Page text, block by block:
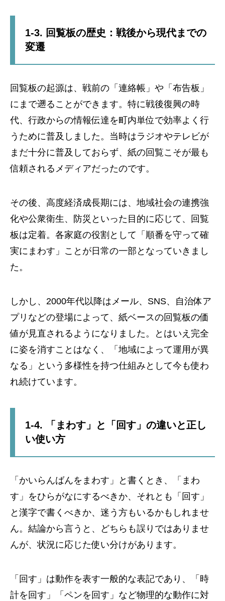
1-3. 回覧板の歴史：戦後から現代までの
変遷
回覧板の起源は、戦前の「連絡帳」や「布告板」
にまで遡ることができます。特に戦後復興の時
代、行政からの情報伝達を町内単位で効率よく行
うために普及しました。当時はラジオやテレビが
まだ十分に普及しておらず、紙の回覧こそが最も
信頼されるメディアだったのです。
その後、高度経済成長期には、地域社会の連携強
化や公衆衛生、防災といった目的に応じて、回覧
板は定着。各家庭の役割として「順番を守って確
実にまわす」ことが日常の一部となっていきまし
た。
しかし、2000年代以降はメール、SNS、自治体ア
プリなどの登場によって、紙ベースの回覧板の価
値が見直されるようになりました。とはいえ完全
に姿を消すことはなく、「地域によって運用が異
なる」という多様性を持つ仕組みとして今も使わ
れ続けています。
1-4. 「まわす」と「回す」の違いと正し
い使い方
「かいらんばんをまわす」と書くとき、「まわ
す」をひらがなにするべきか、それとも「回す」
と漢字で書くべきか、迷う方もいるかもしれませ
ん。結論から言うと、どちらも誤りではありませ
んが、状況に応じた使い分けがあります。
「回す」は動作を表す一般的な表記であり、「時
計を回す」「ペンを回す」など物理的な動作に対